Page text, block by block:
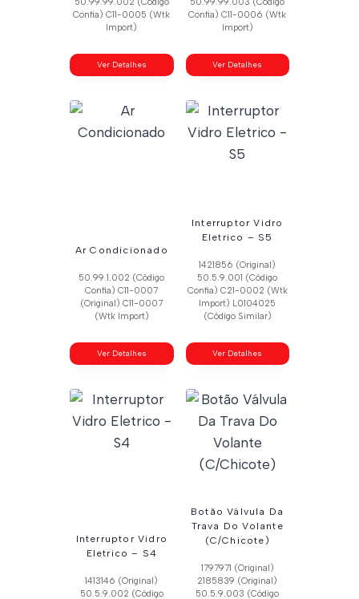
Confia) C11-0005 (Wtk
Import)
Ver Detalhes
Confia) C11-0006 (Wtk
Import)
Ver Detalhes
Ar Condicionado
50.99.1.002 (Código
Confia) C11-0007
(Original) C11-0007
(Wtk Import)
Ver Detalhes
Interruptor Vidro
Eletrico – S5
1421856 (Original)
50.5.9.001 (Código
Confia) C21-0002 (Wtk
Import) L0104025
(Código Similar)
Ver Detalhes
Interruptor Vidro
Eletrico – S4
1413146 (Original)
50.5.9.002 (Código
Botão Válvula Da
Trava Do Volante
(C/Chicote)
1797971 (Original)
2185839 (Original)
50.5.9.003 (Código